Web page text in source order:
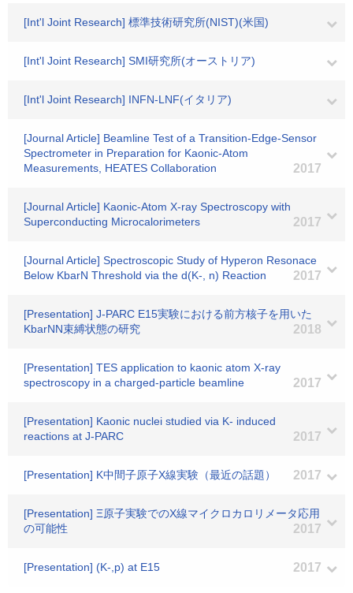
[Int'l Joint Research] 標準技術研究所(NIST)(米国)
[Int'l Joint Research] SMI研究所(オーストリア)
[Int'l Joint Research] INFN-LNF(イタリア)
[Journal Article] Beamline Test of a Transition-Edge-Sensor
Spectrometer in Preparation for Kaonic-Atom
Measurements, HEATES Collaboration
2017
[Journal Article] Kaonic-Atom X-ray Spectroscopy with
Superconducting Microcalorimeters
2017
[Journal Article] Spectroscopic Study of Hyperon Resonace
Below KbarN Threshold via the d(K-, n) Reaction
2017
[Presentation] J-PARC E15実験における前方核子を用いた
KbarNN束縛状態の研究
2018
[Presentation] TES application to kaonic atom X-ray
spectroscopy in a charged-particle beamline
2017
[Presentation] Kaonic nuclei studied via K- induced
reactions at J-PARC
2017
[Presentation] K中間子原子X線実験（最近の話題） 2017
[Presentation] Ξ原子実験でのX線マイクロカロリメータ応用
の可能性
2017
[Presentation] (K-,p) at E15 2017